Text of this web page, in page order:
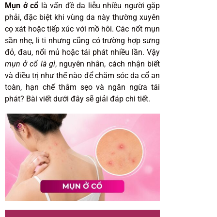
Mụn ở cổ là vấn đề da liễu nhiều người gặp
phải, đặc biệt khi vùng da này thường xuyên
cọ xát hoặc tiếp xúc với mồ hôi. Các nốt mụn
sần nhẹ, li ti nhưng cũng có trường hợp sưng
đỏ, đau, nổi mủ hoặc tái phát nhiều lần. Vậy
mụn ở cổ là gì, nguyên nhân, cách nhận biết
và điều trị như thế nào để chăm sóc da cổ an
toàn, hạn chế thâm sẹo và ngăn ngừa tái
phát? Bài viết dưới đây sẽ giải đáp chi tiết.